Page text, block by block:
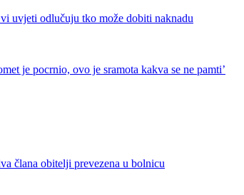
uvjeti odlučuju tko može dobiti naknadu
je pocrnio, ovo je sramota kakva se ne pamti’
člana obitelji prevezena u bolnicu